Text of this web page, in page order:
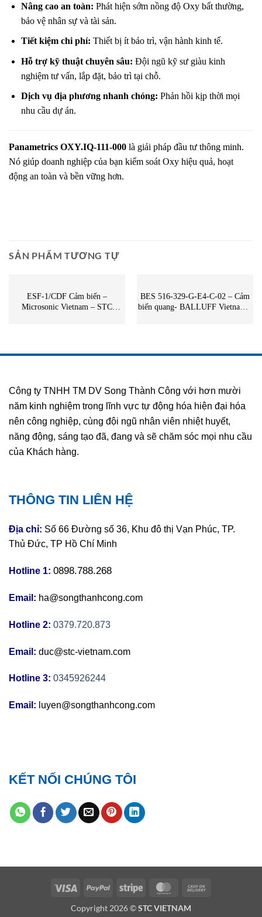
Nâng cao an toàn: Phát hiện sớm nồng độ Oxy bất thường,
bảo vệ nhân sự và tài sản.
Tiết kiệm chi phí: Thiết bị ít bảo trì, vận hành kinh tế.
Hỗ trợ kỹ thuật chuyên sâu: Đội ngũ kỹ sư giàu kinh
nghiệm tư vấn, lắp đặt, bảo trì tại chỗ.
Dịch vụ địa phương nhanh chóng: Phản hồi kịp thời mọi
nhu cầu dự án.
Panametrics OXY.IQ-111-000 là giải pháp đầu tư thông minh.
Nó giúp doanh nghiệp của bạn kiểm soát Oxy hiệu quả, hoạt
động an toàn và bền vững hơn.
SẢN PHẨM TƯƠNG TỰ
ESF-1/CDF Cảm biến –
Microsonic Vietnam – STC
BES 516-329-G-E4-C-02 – Cảm
biến quang- BALLUFF Vietnam –
Công ty TNHH TM DV Song Thành Công với hơn mười
năm kinh nghiệm trong lĩnh vực tự động hóa hiện đại hóa
nên công nghiệp, cùng đội ngũ nhân viên nhiệt huyết,
năng động, sáng tạo đã, đang và sẽ chăm sóc mọi nhu cầu
của Khách hàng.
THÔNG TIN LIÊN HỆ
Địa chỉ: Số 66 Đường số 36, Khu đô thị Vạn Phúc, TP.
Thủ Đức, TP Hồ Chí Minh
Hotline 1: 0898.788.268
Email: ha@songthanhcong.com
Hotline 2: 0379.720.873
Email: duc@stc-vietnam.com
Hotline 3: 0345926244
Email: luyen@songthanhcong.com
KẾT NỐI CHÚNG TÔI
Visa PayPal Stripe MasterCard
Copyright 2026 ©STC VIETNAM